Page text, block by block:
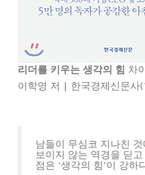
리더를 키우는 생각의 힘 차
이학영 저 | 한국경제신문사
남들이 무심코 지나친
보이지 않는 역경을 딛
점은 ‘생각의 힘’이 강하